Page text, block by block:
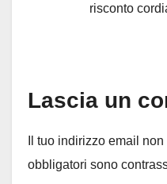
risconto
Lascia un
Il tuo indirizzo email
obbligatori sono